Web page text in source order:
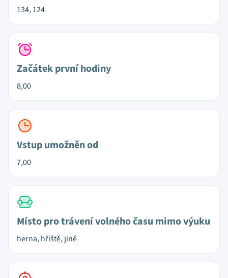
134, 124
Začátek první hodiny
8,00
Vstup umožněn od
7,00
Místo pro trávení volného času mimo výuku
herna, hřiště, jiné